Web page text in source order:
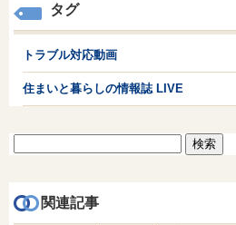
タグ
トラブル対応動画
住まいと暮らしの情報誌 LIVE
関連記事